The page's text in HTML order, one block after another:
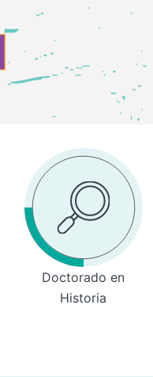
Doctorado en
Historia